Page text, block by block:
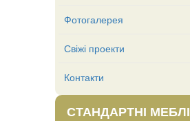
Фотогалерея
Свіжі проекти
Контакти
СТАНДАРТНІ МЕБЛІ